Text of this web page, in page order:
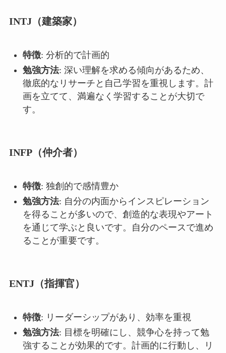
INTJ（建築家）
特徴: 分析的で計画的
勉強方法: 深い理解を求める傾向があるため、
徹底的なリサーチと自己学習を重視します。計
画を立てて、満遍なく学習することが大切で
す。
INFP（仲介者）
特徴: 独創的で感情豊か
勉強方法: 自分の内面からインスピレーション
を得ることが多いので、創造的な表現やアート
を通じて学ぶと良いです。自分のペースで進め
ることが重要です。
ENTJ（指揮官）
特徴: リーダーシップがあり、効率を重視
勉強方法: 目標を明確にし、競争心を持って勉
強することが効果的です。計画的に行動し、リ